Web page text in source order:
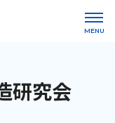
MENU
研究会